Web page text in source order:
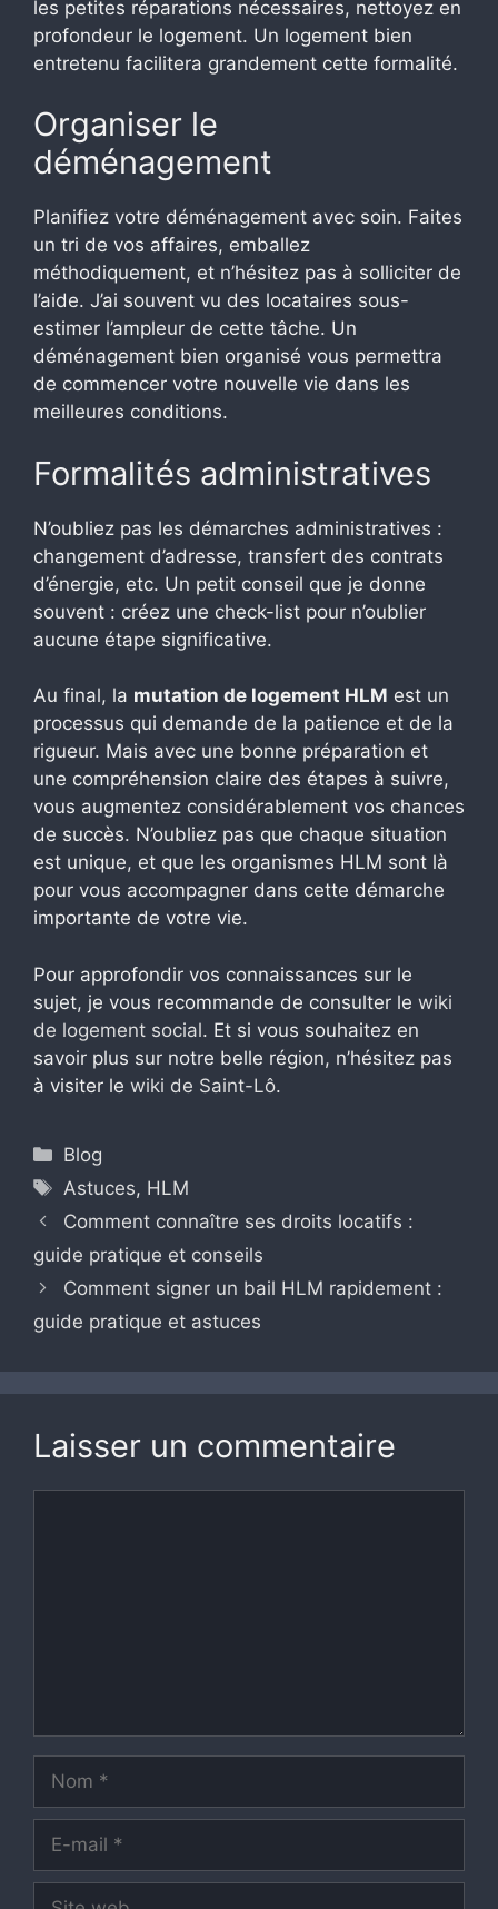
les petites réparations nécessaires, nettoyez en
profondeur le logement. Un logement bien
entretenu facilitera grandement cette formalité.
Organiser le
déménagement
Planifiez votre déménagement avec soin. Faites
un tri de vos affaires, emballez
méthodiquement, et n’hésitez pas à solliciter de
l’aide. J’ai souvent vu des locataires sous-
estimer l’ampleur de cette tâche. Un
déménagement bien organisé vous permettra
de commencer votre nouvelle vie dans les
meilleures conditions.
Formalités administratives
N’oubliez pas les démarches administratives :
changement d’adresse, transfert des contrats
d’énergie, etc. Un petit conseil que je donne
souvent : créez une check-list pour n’oublier
aucune étape significative.
Au final, la mutation de logement HLM est un
processus qui demande de la patience et de la
rigueur. Mais avec une bonne préparation et
une compréhension claire des étapes à suivre,
vous augmentez considérablement vos chances
de succès. N’oubliez pas que chaque situation
est unique, et que les organismes HLM sont là
pour vous accompagner dans cette démarche
importante de votre vie.
Pour approfondir vos connaissances sur le
sujet, je vous recommande de consulter le wiki
de logement social. Et si vous souhaitez en
savoir plus sur notre belle région, n’hésitez pas
à visiter le wiki de Saint-Lô.
Catégories
Blog
Étiquettes
Astuces, HLM
Comment connaître ses droits locatifs :
guide pratique et conseils
Comment signer un bail HLM rapidement :
guide pratique et astuces
Laisser un commentaire
mail